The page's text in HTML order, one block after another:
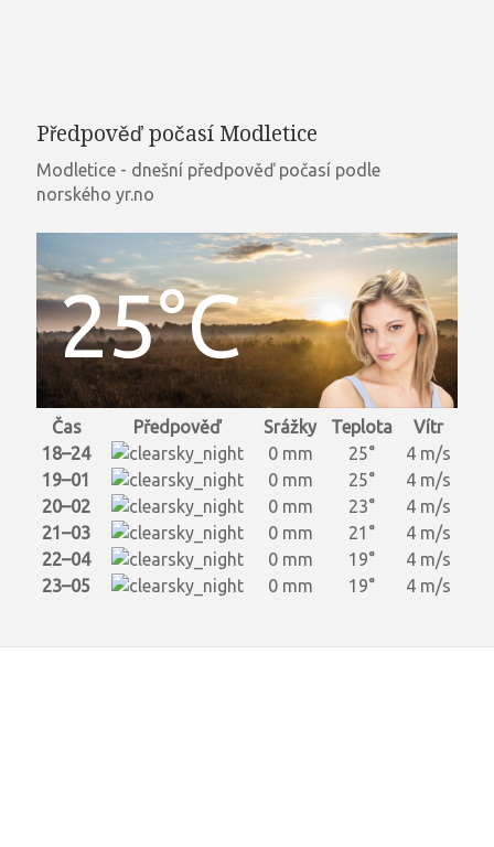
Předpověď počasí Modletice
Modletice - dnešní předpověď počasí podle
norského yr.no
25°C
Čas Předpověď Srážky Teplota
Vítr
18–24
0 mm 25°
4 m/s
19–01
0 mm 25°
4 m/s
20–02
0 mm 23°
4 m/s
21–03
0 mm 21°
4 m/s
22–04
0 mm 19°
4 m/s
23–05
0 mm 19° 4 m/s